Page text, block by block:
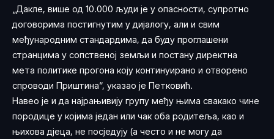
„Дакле, више од 10.000 људи је у опасности, супротно
договорима постигнутим у дијалогу, али и свим
међународним стандардима, да буду проглашени
странцима у сопственој земљи и постану директна
мета политике прогона коју континуирано и отворено
спроводи Приштина“, указао је Петковић.
Навео је и да најрањивију групу међу њима свакако чине
породице у којима један или чак оба родитеља, као и
њихова дјеца, не посједују (а често и не могу да